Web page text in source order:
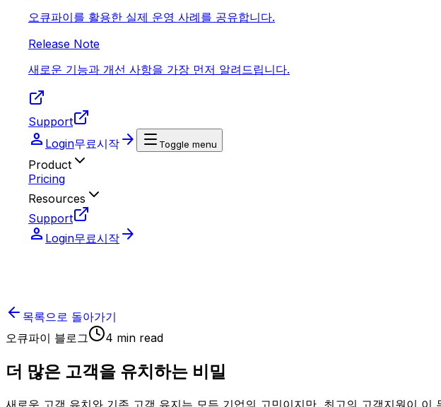
오큐파이를 활용한 실제 운영 사례를 공유합니다.
Release Note
새로운 기능과 개선 사항을 가장 먼저 알려드립니다.
Support
person Login무료시작 arrow_forward Toggle menu
Product
Pricing
Resources
Support
person Login무료시작 arrow_forward
목록으로 돌아가기
오큐파이 블로그
4 min read
더 많은 고객을 유치하는 비밀